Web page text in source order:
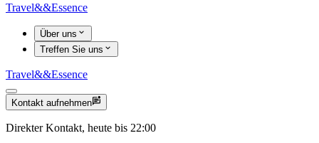
Travel&&Essence
Über uns
Treffen Sie uns
Travel&&Essence
Kontakt aufnehmen
Direkter Kontakt, heute bis 22:00